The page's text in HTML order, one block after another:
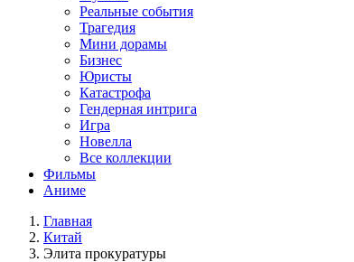
Реальные события
Трагедия
Мини дорамы
Бизнес
Юристы
Катастрофа
Гендерная интрига
Игра
Новелла
Все коллекции
Фильмы
Аниме
Главная
Китай
Элита прокуратуры